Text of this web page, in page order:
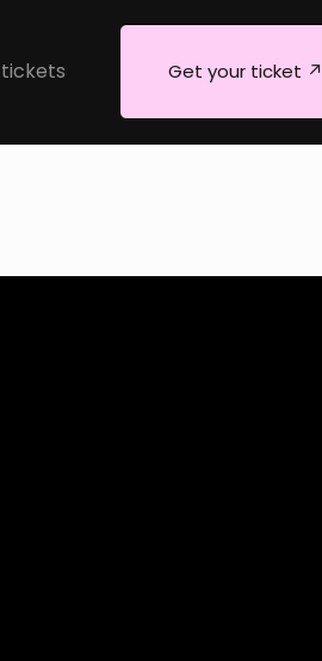
tickets Get your ticket ↗